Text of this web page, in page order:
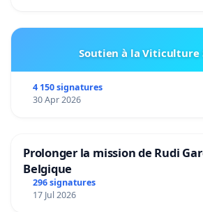
Soutien à la Viticulture
4 150 signatures
30 Apr 2026
Prolonger la mission de Rudi
Belgique
296 signatures
17 Jul 2026